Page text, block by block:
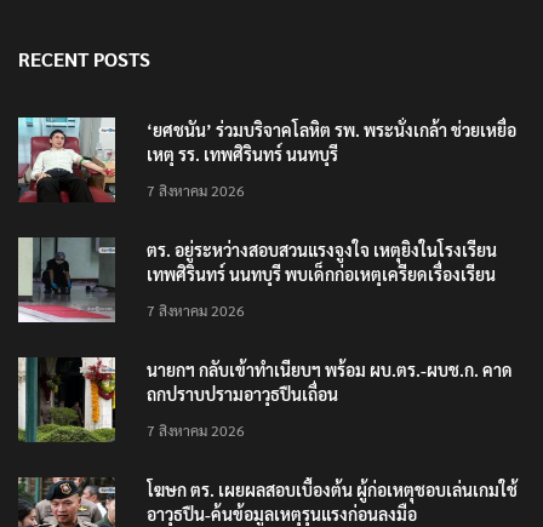
RECENT POSTS
‘ยศชนัน’ ร่วมบริจาคโลหิต รพ. พระนั่งเกล้า ช่วยเหยื่อ
เหตุ รร. เทพศิรินทร์ นนทบุรี
7 สิงหาคม 2026
ตร. อยู่ระหว่างสอบสวนแรงจูงใจ เหตุยิงในโรงเรียน
เทพศิรินทร์ นนทบุรี พบเด็กก่อเหตุเครียดเรื่องเรียน
7 สิงหาคม 2026
นายกฯ กลับเข้าทำเนียบฯ พร้อม ผบ.ตร.-ผบช.ก. คาด
ถกปราบปรามอาวุธปืนเถื่อน
7 สิงหาคม 2026
โฆษก ตร. เผยผลสอบเบื้องต้น ผู้ก่อเหตุชอบเล่นเกมใช้
อาวุธปืน-ค้นข้อมูลเหตุรุนแรงก่อนลงมือ